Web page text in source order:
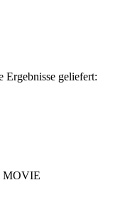
geliefert:
MOVIE